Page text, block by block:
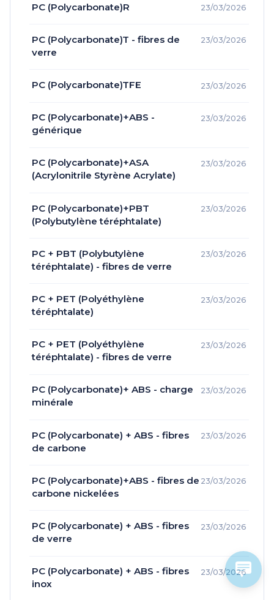
PC (Polycarbonate)R 23/03/2026
PC (Polycarbonate)T - fibres de
verre
23/03/2026
PC (Polycarbonate)TFE 23/03/2026
PC (Polycarbonate)+ABS -
générique
23/03/2026
PC (Polycarbonate)+ASA
(Acrylonitrile Styrène Acrylate)
23/03/2026
PC (Polycarbonate)+PBT
(Polybutylène téréphtalate)
23/03/2026
PC + PBT (Polybutylène
téréphtalate) - fibres de verre
23/03/2026
PC + PET (Polyéthylène
téréphtalate)
23/03/2026
PC + PET (Polyéthylène
téréphtalate) - fibres de verre
23/03/2026
PC (Polycarbonate)+ ABS - charge
minérale
23/03/2026
PC (Polycarbonate) + ABS - fibres
de carbone
23/03/2026
PC (Polycarbonate)+ABS - fibres de
carbone nickelées
23/03/2026
PC (Polycarbonate) + ABS - fibres
de verre
23/03/2026
PC (Polycarbonate) + ABS - fibres
inox
23/03/2026